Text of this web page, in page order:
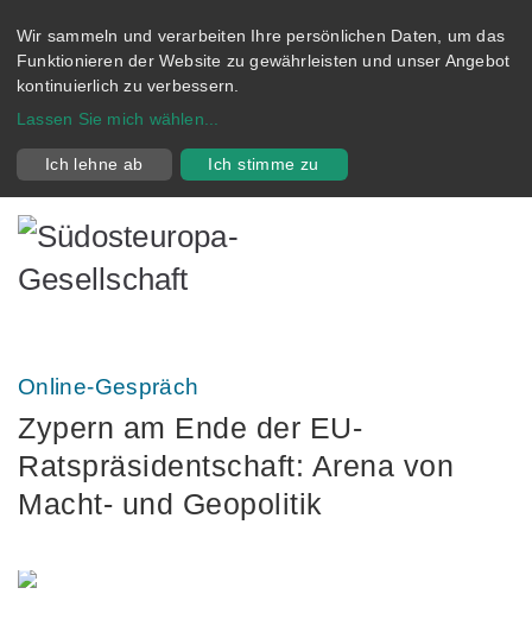
Wir sammeln und verarbeiten Ihre persönlichen Daten, um das
Funktionieren der Website zu gewährleisten und unser Angebot
kontinuierlich zu verbessern.
Lassen Sie mich wählen
Ich lehne ab Ich stimme zu
Online-Gespräch
Zypern am Ende der EU-
Ratspräsidentschaft: Arena von
Macht- und Geopolitik